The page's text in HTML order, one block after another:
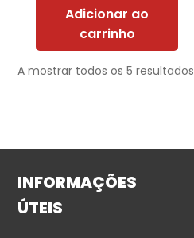
Adicionar ao
carrinho
A mostrar todos os 5 resultados
INFORMAÇÕES
ÚTEIS